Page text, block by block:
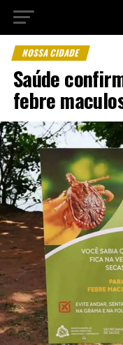
NOSSA CIDADE
Saúde
febre